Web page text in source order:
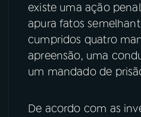
08 FESTIVAL DE MÚSICA
ACOMPANHE A RÁDIO NACIONAL
YouTube
Instagram
existe uma ação
apura fatos
cumpridos quatro
apreensão, uma
um mandado de
De acordo com as